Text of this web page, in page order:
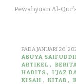
Pewahyuan Al-
PADAJANUARI 26,
ABUYA
ARTIKEL
HADITS
I'JAZ
KISAH
KITAB